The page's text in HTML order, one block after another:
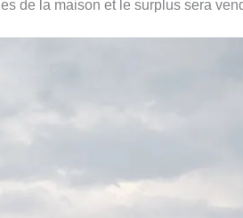
de la maison et le surplus sera